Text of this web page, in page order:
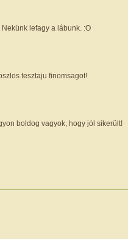
lefagy a lábunk. :O
tesztaju finomsagot!
boldog vagyok, hogy jól sikerült!